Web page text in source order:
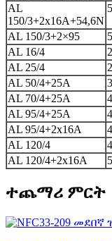
AL
150/3+2x16A+54,6N
AL 150/3+2×95
AL 16/4
AL 25/4
AL 50/4+25A
AL 70/4+25A
AL 95/4+25A
AL 95/4+2x16A
AL 120/4
AL 120/4+2x16A
ተጨማሪ ምርት